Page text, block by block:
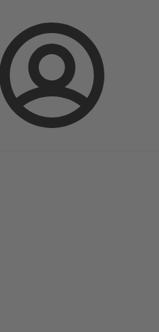
Kirjaudu
MAMMOUTH